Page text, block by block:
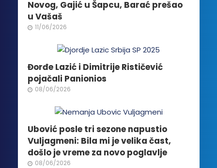
izabrane
na
stranici
Novog, Gajić u Šapcu, Barać prešao
u Vašaš
11/06/2026
Đorđe Lazić i Dimitrije Rističević
pojačali Panionios
08/06/2026
Ubović posle tri sezone napustio
Vuljagmeni: Bila mi je velika čast,
došlo je vreme za novo poglavlje
08/06/2026